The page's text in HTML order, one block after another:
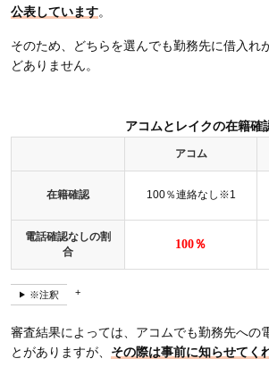
公表しています。
そのため、どちらを選んでも勤務先に借入れ
どありません。
アコムとレイクの在籍確
アコム
在籍確認 100％連絡なし※1
電話確認なしの割
合
100％
※注釈
審査結果によっては、アコムでも勤務先への
とがありますが、 その際は事前に知らせてく